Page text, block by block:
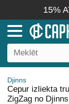
15%
Djinns
Cepur izliekta
ZigZag no Djinns